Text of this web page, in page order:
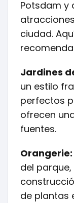
Potsdam y
ciudad.
Jardines
un estilo
perfectos
ofrecen
fuentes.
Orangerie:
del
de plantas